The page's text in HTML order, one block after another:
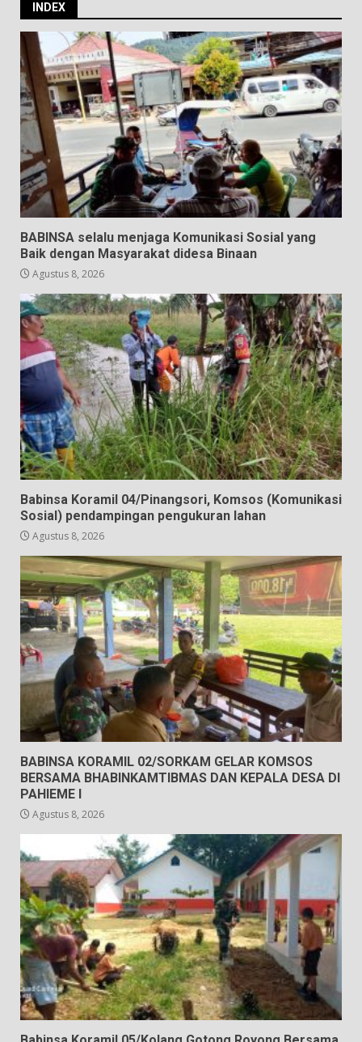
INDEX
BABINSA selalu menjaga Komunikasi Sosial yang
Baik dengan Masyarakat didesa Binaan
Agustus 8, 2026
Babinsa Koramil 04/Pinangsori, Komsos (Komunikasi
Sosial) pendampingan pengukuran lahan
Agustus 8, 2026
BABINSA KORAMIL 02/SORKAM GELAR KOMSOS
BERSAMA BHABINKAMTIBMAS DAN KEPALA DESA DI
PAHIEME I
Agustus 8, 2026